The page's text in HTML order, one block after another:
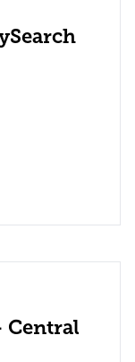
Central